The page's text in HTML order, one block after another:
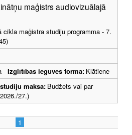
maģistrs audiovizuālajā
cikla maģistra studiju programma - 7.
Izglītības ieguves forma: Klātiene
maksa: Budžets vai par
27.)
1